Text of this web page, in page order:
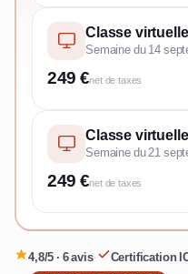
Classe virtuelle
Semaine du 14
249 €net de taxes
Classe virtuelle
Semaine du 21
249 €net de taxes
4,8/5 · 6 avis· Certification